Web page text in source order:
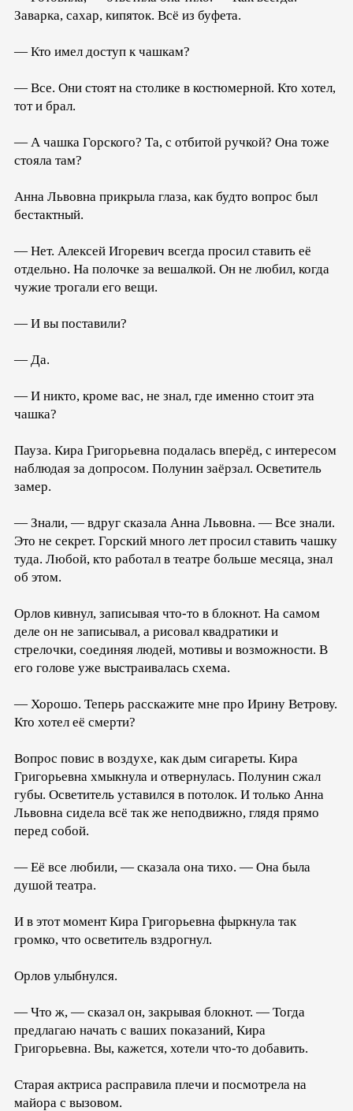
Заварка, сахар, кипяток. Всё из буфета.
— Кто имел доступ к чашкам?
— Все. Они стоят на столике в костюмерной. Кто хотел,
тот и брал.
— А чашка Горского? Та, с отбитой ручкой? Она тоже
стояла там?
Анна Львовна прикрыла глаза, как будто вопрос был
бестактный.
— Нет. Алексей Игоревич всегда просил ставить её
отдельно. На полочке за вешалкой. Он не любил, когда
чужие трогали его вещи.
— И вы поставили?
— Да.
— И никто, кроме вас, не знал, где именно стоит эта
чашка?
Пауза. Кира Григорьевна подалась вперёд, с интересом
наблюдая за допросом. Полунин заёрзал. Осветитель
замер.
— Знали, — вдруг сказала Анна Львовна. — Все знали.
Это не секрет. Горский много лет просил ставить чашку
туда. Любой, кто работал в театре больше месяца, знал
об этом.
Орлов кивнул, записывая что-то в блокнот. На самом
деле он не записывал, а рисовал квадратики и
стрелочки, соединяя людей, мотивы и возможности. В
его голове уже выстраивалась схема.
— Хорошо. Теперь расскажите мне про Ирину Ветрову.
Кто хотел её смерти?
Вопрос повис в воздухе, как дым сигареты. Кира
Григорьевна хмыкнула и отвернулась. Полунин сжал
губы. Осветитель уставился в потолок. И только Анна
Львовна сидела всё так же неподвижно, глядя прямо
перед собой.
— Её все любили, — сказала она тихо. — Она была
душой театра.
И в этот момент Кира Григорьевна фыркнула так
громко, что осветитель вздрогнул.
Орлов улыбнулся.
— Что ж, — сказал он, закрывая блокнот. — Тогда
предлагаю начать с ваших показаний, Кира
Григорьевна. Вы, кажется, хотели что-то добавить.
Старая актриса расправила плечи и посмотрела на
майора с вызовом.